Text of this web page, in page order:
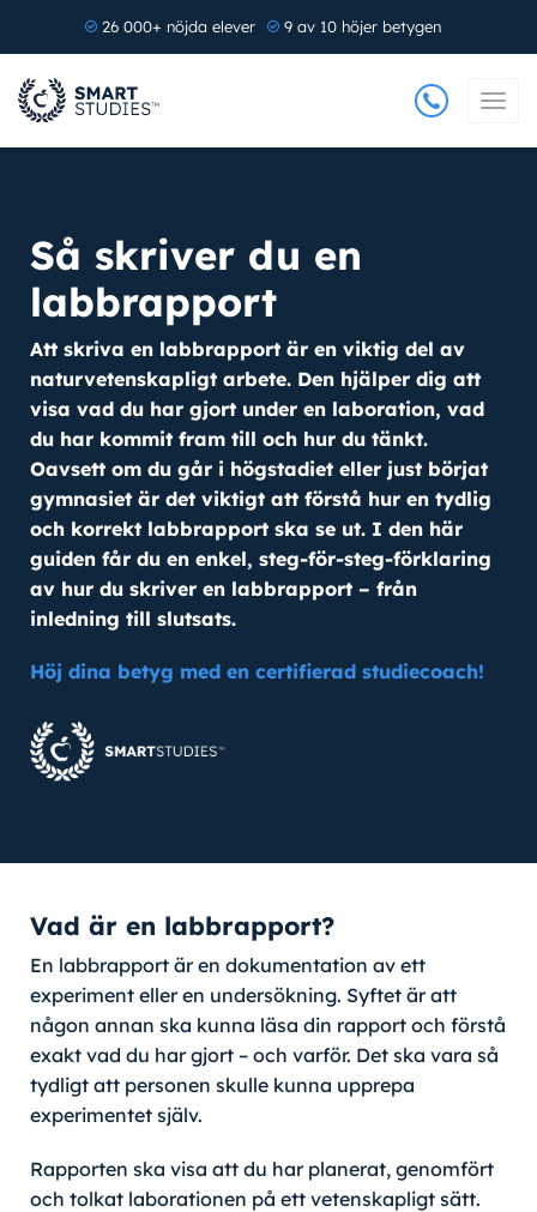
26 000+ nöjda elever 9 av 10 höjer betygen
Så skriver du en
labbrapport
Att skriva en labbrapport är en viktig del av
naturvetenskapligt arbete. Den hjälper dig att
visa vad du har gjort under en laboration, vad
du har kommit fram till och hur du tänkt.
Oavsett om du går i högstadiet eller just börjat
gymnasiet är det viktigt att förstå hur en tydlig
och korrekt labbrapport ska se ut. I den här
guiden får du en enkel, steg-för-steg-förklaring
av hur du skriver en labbrapport – från
inledning till slutsats.
Höj dina betyg med en certifierad studiecoach!
Vad är en labbrapport?
En labbrapport är en dokumentation av ett
experiment eller en undersökning. Syftet är att
någon annan ska kunna läsa din rapport och förstå
exakt vad du har gjort – och varför. Det ska vara så
tydligt att personen skulle kunna upprepa
experimentet själv.
Rapporten ska visa att du har planerat, genomfört
och tolkat laborationen på ett vetenskapligt sätt.